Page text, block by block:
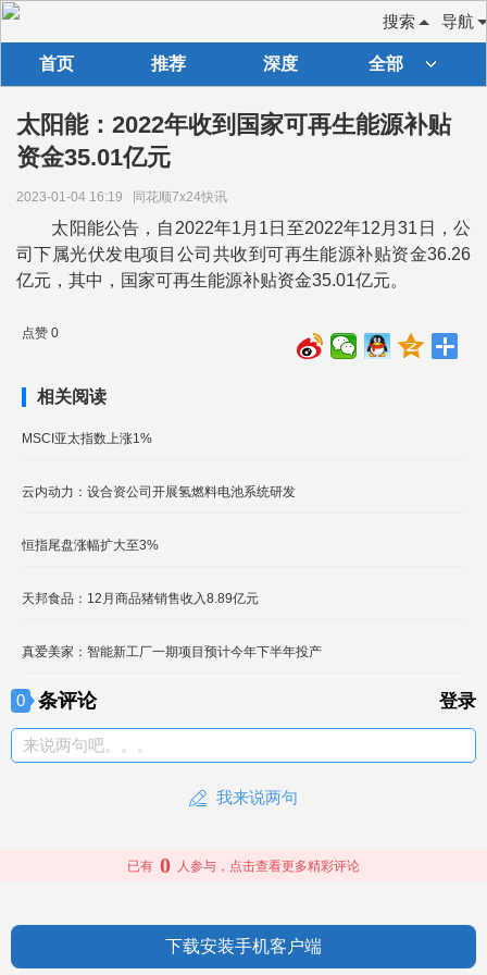
导航
搜索
首页 推荐 深度 全部
太阳能：2022年收到国家可再生能源补贴
资金35.01亿元
2023-01-04 16:19 同花顺7x24快讯
太阳能公告，自2022年1月1日至2022年12月31日，公
司下属光伏发电项目公司共收到可再生能源补贴资金36.26
亿元，其中，国家可再生能源补贴资金35.01亿元。
点赞 0
相关阅读
MSCI亚太指数上涨1%
云内动力：设合资公司开展氢燃料电池系统研发
恒指尾盘涨幅扩大至3%
天邦食品：12月商品猪销售收入8.89亿元
真爱美家：智能新工厂一期项目预计今年下半年投产
0 条评论 登录
来说两句吧。。。
我来说两句
已有 0 人参与，点击查看更多精彩评论
下载安装手机客户端